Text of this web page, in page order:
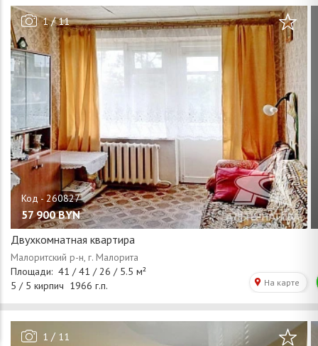
1/11
57 900 BYN
Двухкомнатная квартира
1 / 11